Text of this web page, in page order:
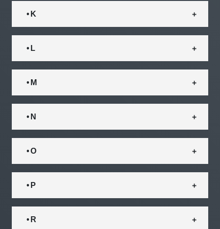
• K
• L
• M
• N
• O
• P
• R